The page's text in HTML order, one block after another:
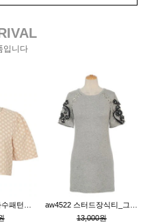
입니다
13,000원